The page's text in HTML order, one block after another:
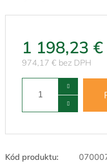
1 198,23 €
974,17 € bez DPH
Kód produktu: